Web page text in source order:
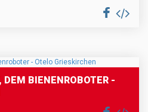
BIENENROBOTER -